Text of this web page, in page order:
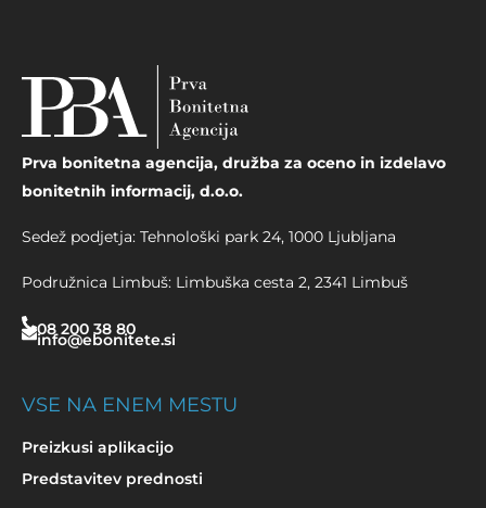
Prva bonitetna agencija, družba za oceno in izdelavo
bonitetnih informacij, d.o.o.
Sedež podjetja: Tehnološki park 24, 1000 Ljubljana
Podružnica Limbuš: Limbuška cesta 2, 2341 Limbuš
08 200 38 80
info@ebonitete.si
VSE NA ENEM MESTU
Preizkusi aplikacijo
Predstavitev prednosti